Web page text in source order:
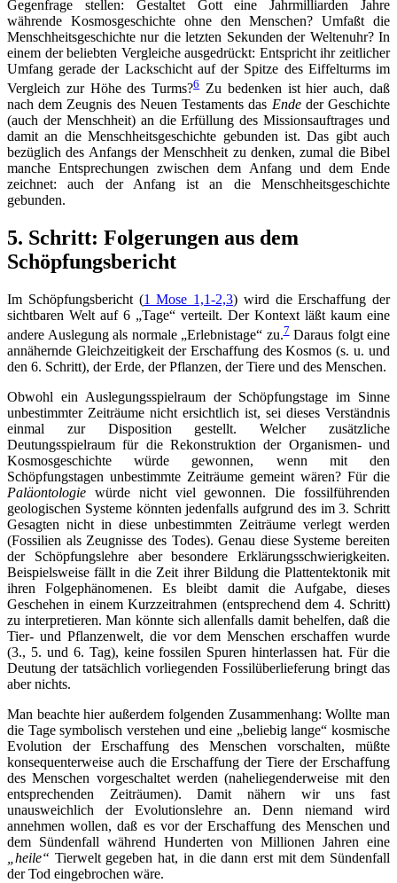
Gegenfrage stellen: Gestaltet Gott eine Jahrmilliarden Jahre
währende Kosmosgeschichte ohne den Menschen? Umfaßt die
Menschheitsgeschichte nur die letzten Sekunden der Weltenuhr? In
einem der beliebten Vergleiche ausgedrückt: Entspricht ihr zeitlicher
Umfang gerade der Lackschicht auf der Spitze des Eiffelturms im
Vergleich zur Höhe des Turms?6Zu bedenken ist hier auch, daß
nach dem Zeugnis des Neuen Testaments das Ende der Geschichte
(auch der Menschheit) an die Erfüllung des Missionsauftrages und
damit an die Menschheitsgeschichte gebunden ist. Das gibt auch
bezüglich des Anfangs der Menschheit zu denken, zumal die Bibel
manche Entsprechungen zwischen dem Anfang und dem Ende
zeichnet: auch der Anfang ist an die Menschheitsgeschichte
gebunden.
5. Schritt: Folgerungen aus dem
Schöpfungsbericht
Im Schöpfungsbericht (1 Mose 1,1-2,3) wird die Erschaffung der
sichtbaren Welt auf 6 „Tage“ verteilt. Der Kontext läßt kaum eine
andere Auslegung als normale „Erlebnistage“ zu.7Daraus folgt eine
annähernde Gleichzeitigkeit der Erschaffung des Kosmos (s. u. und
den 6. Schritt), der Erde, der Pflanzen, der Tiere und des Menschen.
Obwohl ein Auslegungsspielraum der Schöpfungstage im Sinne
unbestimmter Zeiträume nicht ersichtlich ist, sei dieses Verständnis
einmal zur Disposition gestellt. Welcher zusätzliche
Deutungsspielraum für die Rekonstruktion der Organismen- und
Kosmosgeschichte würde gewonnen, wenn mit den
Schöpfungstagen unbestimmte Zeiträume gemeint wären? Für die
Paläontologie würde nicht viel gewonnen. Die fossilführenden
geologischen Systeme könnten jedenfalls aufgrund des im 3. Schritt
Gesagten nicht in diese unbestimmten Zeiträume verlegt werden
(Fossilien als Zeugnisse des Todes). Genau diese Systeme bereiten
der Schöpfungslehre aber besondere Erklärungsschwierigkeiten.
Beispielsweise fällt in die Zeit ihrer Bildung die Plattentektonik mit
ihren Folgephänomenen. Es bleibt damit die Aufgabe, dieses
Geschehen in einem Kurzzeitrahmen (entsprechend dem 4. Schritt)
zu interpretieren. Man könnte sich allenfalls damit behelfen, daß die
Tier- und Pflanzenwelt, die vor dem Menschen erschaffen wurde
(3., 5. und 6. Tag), keine fossilen Spuren hinterlassen hat. Für die
Deutung der tatsächlich vorliegenden Fossilüberlieferung bringt das
aber nichts.
Man beachte hier außerdem folgenden Zusammenhang: Wollte man
die Tage symbolisch verstehen und eine „beliebig lange“ kosmische
Evolution der Erschaffung des Menschen vorschalten, müßte
konsequenterweise auch die Erschaffung der Tiere der Erschaffung
des Menschen vorgeschaltet werden (naheliegenderweise mit den
entsprechenden Zeiträumen). Damit nähern wir uns fast
unausweichlich der Evolutionslehre an. Denn niemand wird
annehmen wollen, daß es vor der Erschaffung des Menschen und
dem Sündenfall während Hunderten von Millionen Jahren eine
„heile“ Tierwelt gegeben hat, in die dann erst mit dem Sündenfall
der Tod eingebrochen wäre.